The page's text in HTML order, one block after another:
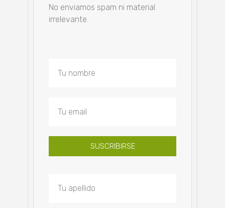
No enviamos spam ni material
irrelevante.
SUSCRIBIRSE